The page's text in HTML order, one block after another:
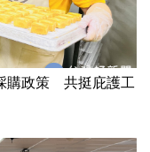
購政策 共挺庇護工